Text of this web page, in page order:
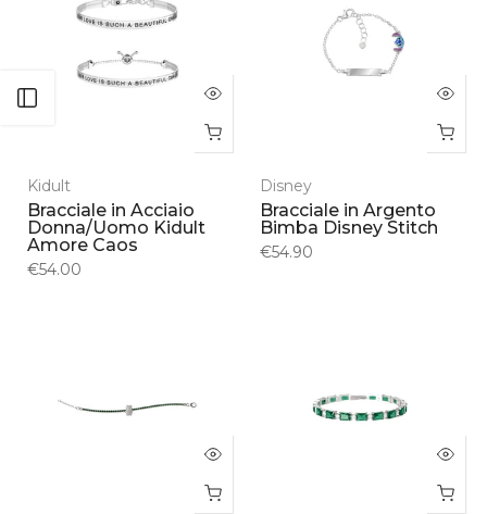
Kidult
Bracciale in Acciaio
Donna/Uomo Kidult
Amore Caos
€54.00
Disney
Bracciale in Argento
Bimba Disney Stitch
€54.90